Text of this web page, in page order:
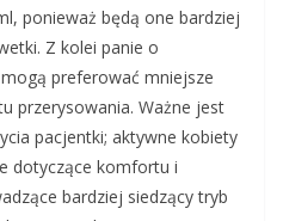
ponieważ będą one bardziej
Z kolei panie o
preferować mniejsze
przerysowania. Ważne jest
pacjentki; aktywne kobiety
dotyczące komfortu i
bardziej siedzący tryb